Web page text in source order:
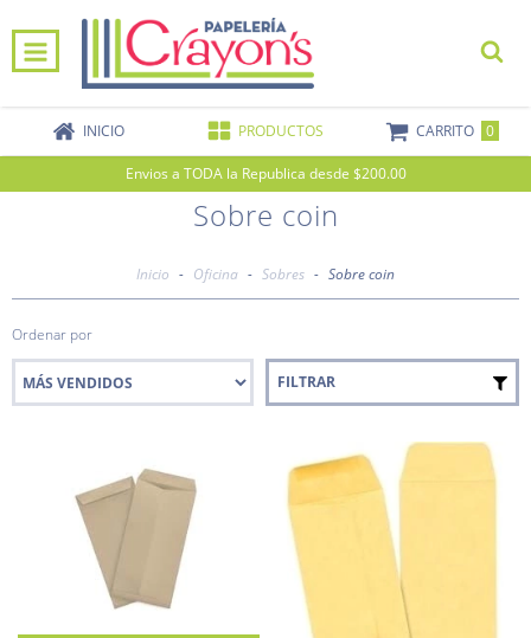
INICIO PRODUCTOS CARRITO 0
Envios a TODA la Republica desde $200.00
Sobre coin
Inicio - Oficina - Sobres - Sobre coin
Ordenar por
FILTRAR